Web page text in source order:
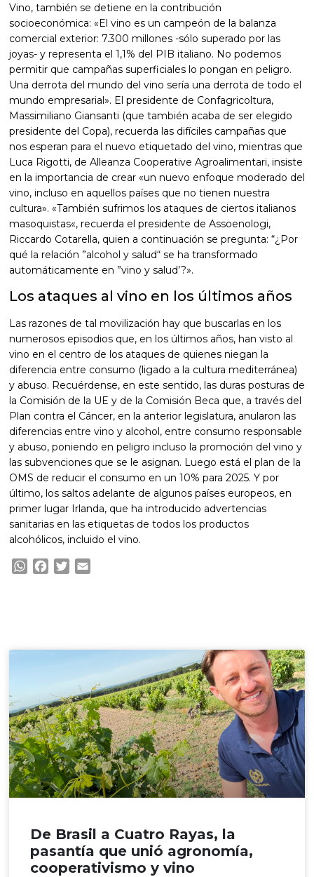
Vino, también se detiene en la contribución
socioeconómica: «El vino es un campeón de la balanza
comercial exterior: 7.300 millones -sólo superado por las
joyas- y representa el 1,1% del PIB italiano. No podemos
permitir que campañas superficiales lo pongan en peligro.
Una derrota del mundo del vino sería una derrota de todo el
mundo empresarial». El presidente de Confagricoltura,
Massimiliano Giansanti (que también acaba de ser elegido
presidente del Copa), recuerda las difíciles campañas que
nos esperan para el nuevo etiquetado del vino, mientras que
Luca Rigotti, de Alleanza Cooperative Agroalimentari, insiste
en la importancia de crear «un nuevo enfoque moderado del
vino, incluso en aquellos países que no tienen nuestra
cultura». «También sufrimos los ataques de ciertos italianos
masoquistas«, recuerda el presidente de Assoenologi,
Riccardo Cotarella, quien a continuación se pregunta: “¿Por
qué la relación ”alcohol y salud“ se ha transformado
automáticamente en ”vino y salud’?».
Los ataques al vino en los últimos años
Las razones de tal movilización hay que buscarlas en los
numerosos episodios que, en los últimos años, han visto al
vino en el centro de los ataques de quienes niegan la
diferencia entre consumo (ligado a la cultura mediterránea)
y abuso. Recuérdense, en este sentido, las duras posturas de
la Comisión de la UE y de la Comisión Beca que, a través del
Plan contra el Cáncer, en la anterior legislatura, anularon las
diferencias entre vino y alcohol, entre consumo responsable
y abuso, poniendo en peligro incluso la promoción del vino y
las subvenciones que se le asignan. Luego está el plan de la
OMS de reducir el consumo en un 10% para 2025. Y por
último, los saltos adelante de algunos países europeos, en
primer lugar Irlanda, que ha introducido advertencias
sanitarias en las etiquetas de todos los productos
alcohólicos, incluido el vino.
WhatsApp
Facebook
Twitter
De Brasil a Cuatro Rayas, la
pasantía que unió agronomía,
cooperativismo y vino